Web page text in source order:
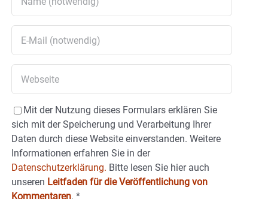
Mit der Nutzung dieses Formulars erklären Sie
sich mit der Speicherung und Verarbeitung Ihrer
Daten durch diese Website einverstanden. Weitere
Informationen erfahren Sie in der
Datenschutzerklärung. Bitte lesen Sie hier auch
unseren Leitfaden für die Veröffentlichung von
Kommentaren. *